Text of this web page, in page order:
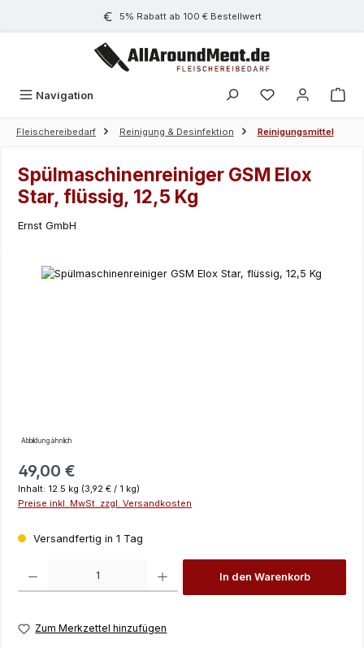
Zum Hauptinhalt springen5% Rabatt ab 100 € Bestellwert
Navigation
Fleischereibedarf Reinigung & Desinfektion Reinigungsmittel
Spülmaschinenreiniger GSM Elox
Star, flüssig, 12,5 Kg
Ernst GmbH
Bildergalerie überspringen
Abbildung ähnlich
Regulärer Preis:
49,00 €
Inhalt: 12.5 kg (3,92 € / 1 kg)
Preise inkl. MwSt. zzgl. Versandkosten
Versandfertig in 1 Tag
In den Warenkorb
Zum Merkzettel hinzufügen